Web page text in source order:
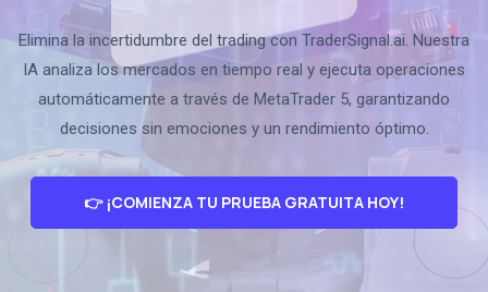
Elimina la incertidumbre del trading con TraderSignal.ai. Nuestra
IA analiza los mercados en tiempo real y ejecuta operaciones
automáticamente a través de MetaTrader 5, garantizando
decisiones sin emociones y un rendimiento óptimo.
👉 ¡COMIENZA TU PRUEBA GRATUITA HOY!